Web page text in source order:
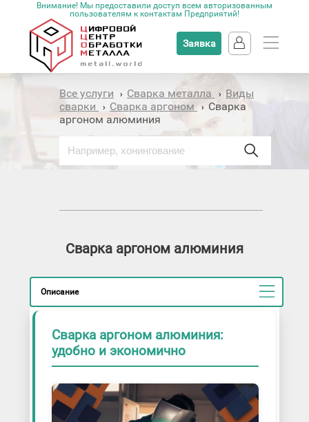
Внимание! Мы предоставили доступ всем авторизованным
пользователям к контактам Предприятий!
Заявка
Все услуги › Сварка металла › Виды
сварки
› Сварка аргоном› Сварка
аргоном алюминия
Сварка аргоном алюминия
Описание
Сварка аргоном алюминия:
удобно и экономично